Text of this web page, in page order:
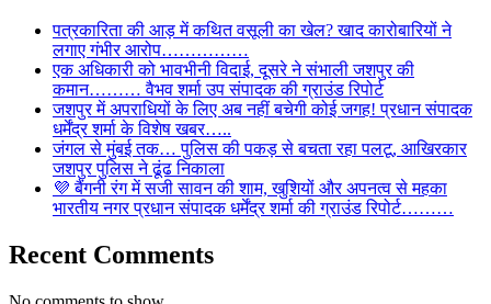
पत्रकारिता की आड़ में कथित वसूली का खेल? खाद कारोबारियों ने
लगाए गंभीर आरोप……………
एक अधिकारी को भावभीनी विदाई, दूसरे ने संभाली जशपुर की
कमान……… वैभव शर्मा उप संपादक की ग्राउंड रिपोर्ट
जशपुर में अपराधियों के लिए अब नहीं बचेगी कोई जगह! प्रधान संपादक
धर्मेंद्र शर्मा के विशेष खबर…..
जंगल से मुंबई तक… पुलिस की पकड़ से बचता रहा पलटू, आखिरकार
जशपुर पुलिस ने ढूंढ निकाला
💜 बैंगनी रंग में सजी सावन की शाम, खुशियों और अपनत्व से महका
भारतीय नगर प्रधान संपादक धर्मेंद्र शर्मा की ग्राउंड रिपोर्ट………
Recent Comments